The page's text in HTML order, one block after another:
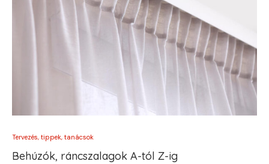
Tervezés, tippek, tanácsok
Behúzók, ráncszalagok A-tól Z-ig